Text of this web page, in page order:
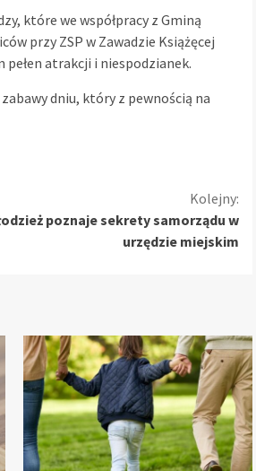
które we współpracy z Gminą
przy ZSP w Zawadzie Książęcej
atrakcji i niespodzianek.
dniu, który z pewnością na
Kolejny:
poznaje sekrety samorządu w
urzędzie miejskim